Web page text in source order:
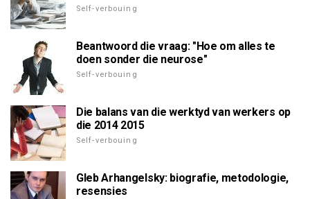
Self-verbouing
Beantwoord die vraag: "Hoe om alles te
doen sonder die neurose"
Self-verbouing
Die balans van die werktyd van werkers op
die 2014 2015
Self-verbouing
Gleb Arhangelsky: biografie, metodologie,
resensies